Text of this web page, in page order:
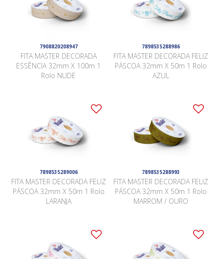
7908820208947
FITA MASTER DECORADA
ESSÊNCIA 32mm X 100m 1
Rolo NUDE
7898535288986
FITA MASTER DECORADA FELIZ
PÁSCOA 32mm X 50m 1 Rolo
AZUL
7898535289006
FITA MASTER DECORADA FELIZ
PÁSCOA 32mm X 50m 1 Rolo
LARANJA
7898535288993
FITA MASTER DECORADA FELIZ
PÁSCOA 32mm X 50m 1 Rolo
MARROM / OURO